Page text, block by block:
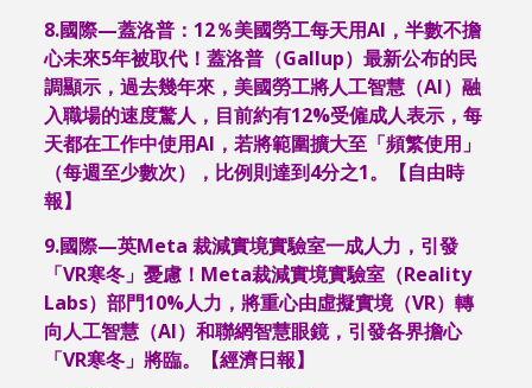
8.國際—蓋洛普： 12％美國勞工每天用AI ，半數不擔
心未來5年被取代！蓋洛普（Gallup）最新公布的民
調顯示，過去幾年來，美國勞工將人工智慧（AI）融
入職場的速度驚人，目前約有12%受僱成人表示，每
天都在工作中使用AI ，若將範圍擴大至「頻繁使用」
（每週至少數次），比例則達到4分之1。【自由時
報】
9.國際—英Meta裁減實境實驗室一成人力，引發
「VR寒冬」憂慮！ Meta裁減實境實驗室（Reality
Labs）部門10%人力，將重心由虛擬實境（VR）轉
向人工智慧（AI）和聯網智慧眼鏡，引發各界擔心
「VR寒冬」將臨。【經濟日報】